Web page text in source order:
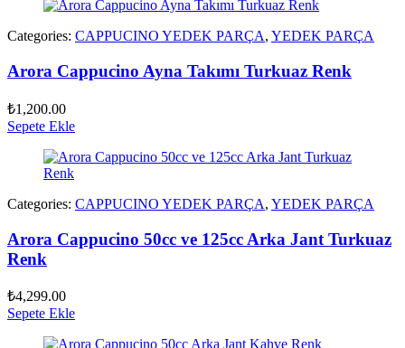
Categories: CAPPUCINO YEDEK PARÇA, YEDEK PARÇA
Arora Cappucino Ayna Takımı Turkuaz Renk
₺1,200.00
Sepete Ekle
Categories: CAPPUCINO YEDEK PARÇA, YEDEK PARÇA
Arora Cappucino 50cc ve 125cc Arka Jant Turkuaz
Renk
₺4,299.00
Sepete Ekle